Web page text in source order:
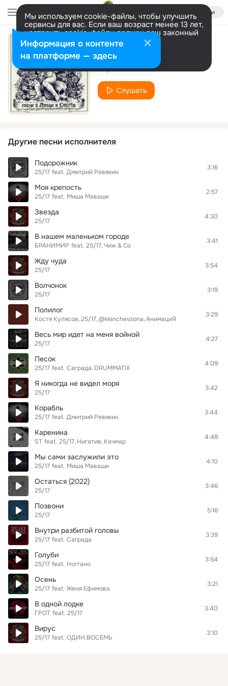
Войти
Мы используем cookie-файлы, чтобы улучшить
сервисы для вас. Если ваш возраст менее 13 лет,
настроить cookie-файлы должен ваш законный
представитель. Больше информации
Разрешить все Настроить
Путник
25/17
Слушать
Другие песни исполнителя
Подорожник
25/17 feat. Дмитрий Ревякин
3:16
Моя крепость
25/17 feat. Миша Маваши
2:57
Звезда
25/17
4:30
В нашем маленьком городе
БРАНИМИР feat. 25/17 Чиж & Co
3:41
Жду чуда
25/17
3:54
Волчонок
25/17
3:19
Полилог
Костя Кулясов 25/17 @kkinchevzona АнимациЯ
3:29
Весь мир идет на меня войной
25/17
4:27
Песок
25/17 feat. Саграда DRUMMATIX
4:09
Я никогда не видел моря
25/17
3:42
Корабль
25/17 feat. Дмитрий Ревякин
3:44
Каренина
ST feat. 25/17 Нигатив Качмар
4:48
Мы сами заслужили это
25/17 feat. Миша Маваши
4:10
Остаться (2022)
25/17
3:46
Позвони
25/17
5:16
Внутри разбитой головы
25/17 feat. Саграда
3:39
Голуби
25/17 feat. Ноггано
3:54
Осень
25/17 feat. Женя Ефимова
3:21
В одной лодке
ГРОТ feat. 25/17
3:40
Вирус
25/17 feat. ОДИН.ВОСЕМЬ
3:10
Информация о контенте
на платформе — здесь